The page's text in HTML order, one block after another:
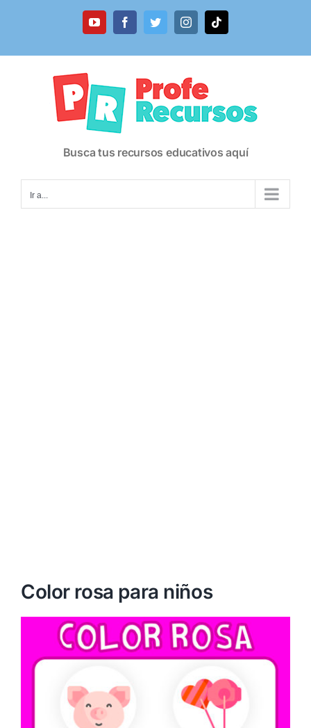
YouTubeFacebookTwitterInstagramTiktok
Busca tus recursos educativos aquí
Ir a...
Color rosa para niños